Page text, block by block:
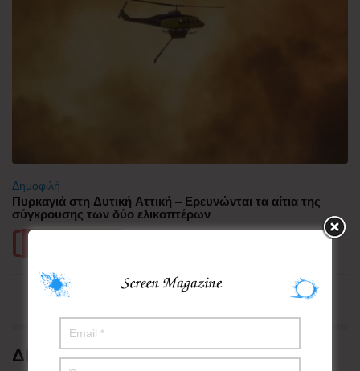
Δημοφιλή
Πυρκαγιά στη Δυτική Αττική – Ερευνώνται τα αίτια της
σύγκρουσης των δύο ελικοπτέρων
ΔΗΜΟΦΙΛΗ